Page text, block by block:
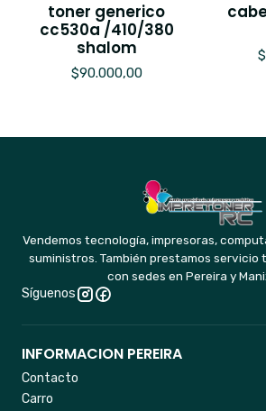
toner generico
cc530a /410/380
shalom
$90.000,00
Vendemos tecnología, impresoras,
suministros. También prestamos servicio
con sedes en Pereira y
Síguenos
INFORMACION PEREIRA
Contacto
Carro